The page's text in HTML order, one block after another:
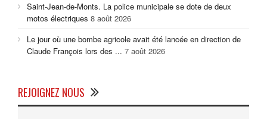
Saint-Jean-de-Monts. La police municipale se dote de deux
motos électriques 8 août 2026
Le jour où une bombe agricole avait été lancée en direction de
Claude François lors des ... 7 août 2026
REJOIGNEZ NOUS